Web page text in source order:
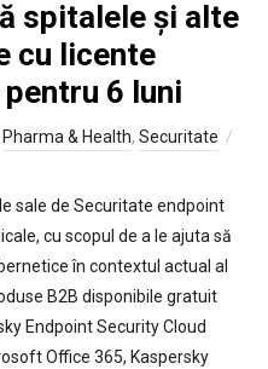
spitalele și alte
cu licente
6 luni
Pharma & Health, Securitate
sale de Securitate endpoint
cu scopul de a le ajuta să
în contextul actual al
B2B disponibile gratuit
Endpoint Security Cloud
Office 365, Kaspersky